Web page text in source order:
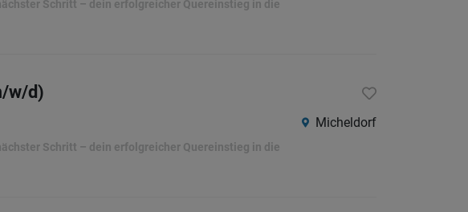
Schritt – dein erfolgreicher Quereinstieg in die
w/d)
Micheldorf
Schritt – dein erfolgreicher Quereinstieg in die